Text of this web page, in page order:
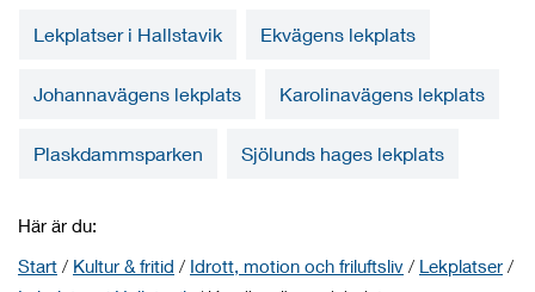
Lekplatser i Hallstavik Ekvägens lekplats
Johannavägens lekplats Karolinavägens lekplats
Plaskdammsparken Sjölunds hages lekplats
Här är du:
Start / Kultur & fritid / Idrott, motion och friluftsliv / Lekplatser /